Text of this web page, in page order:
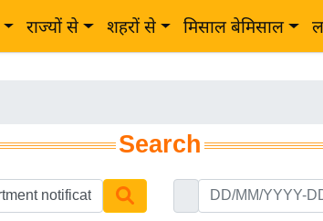
राज्यों से शहरों से मिसाल बेमिसाल
Search